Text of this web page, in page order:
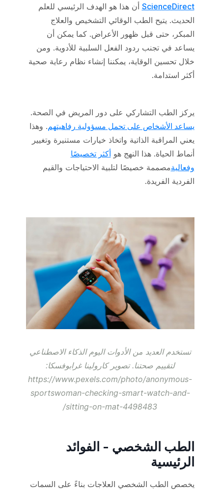
ScienceDirect أن هذا هو الهدف الرئيسي للعلم
الحديث. يتيح الطب الوقائي التشخيص والعلاج
المبكر، حتى قبل ظهور الأعراض. كما يمكن أن
يساعد في تجنب ردود الفعل السلبية للأدوية. ومن
خلال تحسين الوقاية، يمكننا إنشاء نظام رعاية صحية
أكثر استدامة.
يركز الطب التشاركي على دور المريض في الصحة.
يساعد الأشخاص على تحمل مسؤولية رفاهيتهم. وهذا
يعني المراقبة الذاتية واتخاذ خيارات مستنيرة وتغيير
أنماط الحياة. هذا النهج هوأكثر تخصيصًا
وفعاليةمصممة خصيصًا لتلبية الاحتياجات والقيم
الفردية الفريدة.
تستخدم العديد من الأدوات اليوم الذكاء الاصطناعي
لتقييم صحتنا. تصوير كارولينا غرابوفسكا:
https://www.pexels.com/photo/anonymous-
sportswoman-checking-smart-watch-and-
sitting-on-mat-4498483/
الطب الشخصي - الفوائد
الرئيسية
يخصص الطب الشخصي العلاجات بناءً على السمات